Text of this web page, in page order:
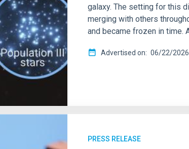
galaxy. The setting for this
merging with others
and became frozen in time.
Advertised on 06/22/2026
PRESS RELEASE